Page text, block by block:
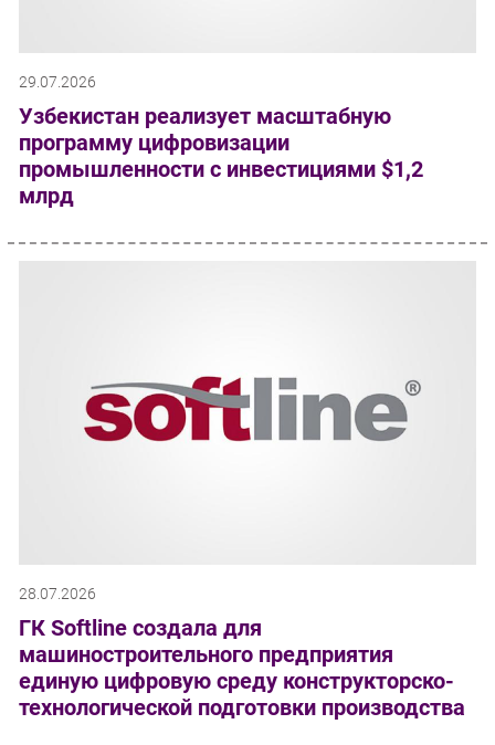
29.07.2026
Узбекистан реализует масштабную
программу цифровизации
промышленности с инвестициями $1,2
млрд
28.07.2026
ГК Softline создала для
машиностроительного предприятия
единую цифровую среду конструкторско-
технологической подготовки производства